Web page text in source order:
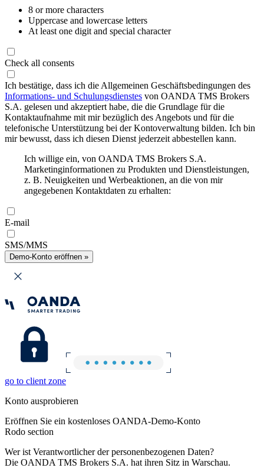
8 or more characters
Uppercase and lowercase letters
At least one digit and special character
Check all consents
Ich bestätige, dass ich die Allgemeinen Geschäftsbedingungen des
Informations- und Schulungsdienstes von OANDA TMS Brokers
S.A. gelesen und akzeptiert habe, die die Grundlage für die
Kontaktaufnahme mit mir bezüglich des Angebots und für die
telefonische Unterstützung bei der Kontoverwaltung bilden. Ich bin
mir bewusst, dass ich diesen Dienst jederzeit abbestellen kann.
Ich willige ein, von OANDA TMS Brokers S.A.
Marketinginformationen zu Produkten und Dienstleistungen,
z. B. Neuigkeiten und Werbeaktionen, an die von mir
angegebenen Kontaktdaten zu erhalten:
E-mail
SMS/MMS
Demo-Konto eröffnen »
go to client zone
Konto ausprobieren
Eröffnen Sie ein kostenloses OANDA-Demo-Konto
Rodo section
Wer ist Verantwortlicher der personenbezogenen Daten?
Die OANDA TMS Brokers S.A. hat ihren Sitz in Warschau.